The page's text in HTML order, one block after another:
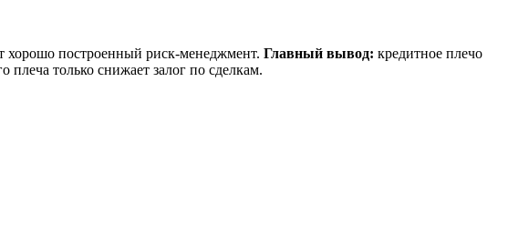
хорошо построенный риск-менеджмент. Главный вывод: кредитное плечо
только снижает залог по сделкам.